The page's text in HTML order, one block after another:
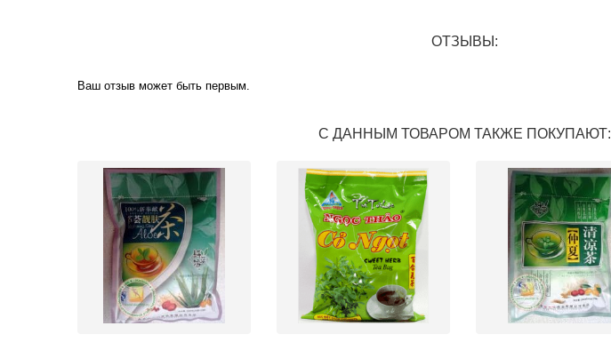
ОТЗЫВЫ:
Ваш отзыв может быть первым.
С ДАННЫМ ТОВАРОМ ТАКЖЕ ПОКУПАЮТ: